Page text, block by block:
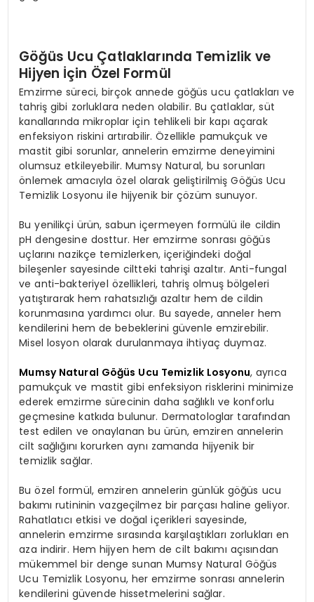
Göğüs Ucu Çatlaklarında Temizlik ve
Hijyen İçin Özel Formül
Emzirme süreci, birçok annede göğüs ucu çatlakları ve
tahriş gibi zorluklara neden olabilir. Bu çatlaklar, süt
kanallarında mikroplar için tehlikeli bir kapı açarak
enfeksiyon riskini artırabilir. Özellikle pamukçuk ve
mastit gibi sorunlar, annelerin emzirme deneyimini
olumsuz etkileyebilir. Mumsy Natural, bu sorunları
önlemek amacıyla özel olarak geliştirilmiş Göğüs Ucu
Temizlik Losyonu ile hijyenik bir çözüm sunuyor.
Bu yenilikçi ürün, sabun içermeyen formülü ile cildin
pH dengesine dosttur. Her emzirme sonrası göğüs
uçlarını nazikçe temizlerken, içeriğindeki doğal
bileşenler sayesinde ciltteki tahrişi azaltır. Anti-fungal
ve anti-bakteriyel özellikleri, tahriş olmuş bölgeleri
yatıştırarak hem rahatsızlığı azaltır hem de cildin
korunmasına yardımcı olur. Bu sayede, anneler hem
kendilerini hem de bebeklerini güvenle emzirebilir.
Misel losyon olarak durulanmaya ihtiyaç duymaz.
Mumsy Natural Göğüs Ucu Temizlik Losyonu, ayrıca
pamukçuk ve mastit gibi enfeksiyon risklerini minimize
ederek emzirme sürecinin daha sağlıklı ve konforlu
geçmesine katkıda bulunur. Dermatologlar tarafından
test edilen ve onaylanan bu ürün, emziren annelerin
cilt sağlığını korurken aynı zamanda hijyenik bir
temizlik sağlar.
Bu özel formül, emziren annelerin günlük göğüs ucu
bakımı rutininin vazgeçilmez bir parçası haline geliyor.
Rahatlatıcı etkisi ve doğal içerikleri sayesinde,
annelerin emzirme sırasında karşılaştıkları zorlukları en
aza indirir. Hem hijyen hem de cilt bakımı açısından
mükemmel bir denge sunan Mumsy Natural Göğüs
Ucu Temizlik Losyonu, her emzirme sonrası annelerin
kendilerini güvende hissetmelerini sağlar.